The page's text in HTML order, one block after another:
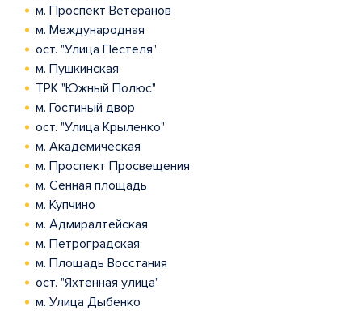
м. Проспект Ветеранов
м. Международная
ост. "Улица Пестеля"
м. Пушкинская
ТРК "Южный Полюс"
м. Гостиный двор
ост. "Улица Крыленко"
м. Академическая
м. Проспект Просвещения
м. Сенная площадь
м. Купчино
м. Адмиралтейская
м. Петроградская
м. Площадь Восстания
ост. "Яхтенная улица"
м. Улица Дыбенко